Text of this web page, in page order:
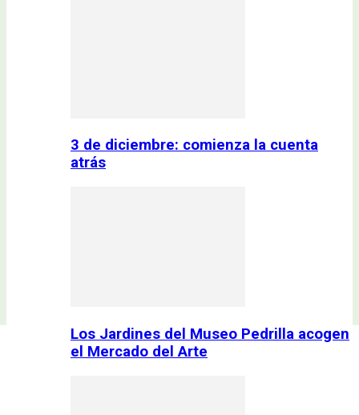
3 de diciembre: comienza la cuenta
atrás
Los Jardines del Museo Pedrilla acogen
el Mercado del Arte